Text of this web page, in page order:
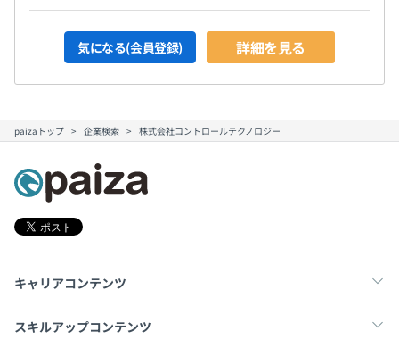
気になる(会員登録) 詳細を見る
paizaトップ 企業検索 株式会社コントロールテクノロジー
キャリアコンテンツ
転職・キャリア
スキルアップコンテンツ